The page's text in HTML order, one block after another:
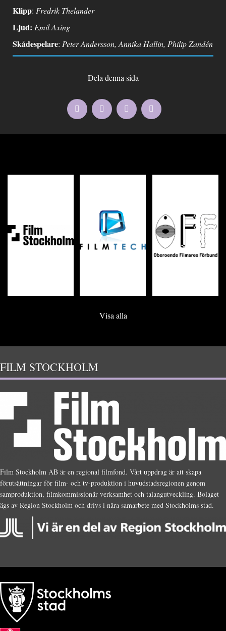
Klipp: Fredrik Thelander
Ljud: Emil Axing
Skådespelare: Peter Andersson, Annika Hallin, Philip Zandén
Dela denna sida
Visa alla
FILM STOCKHOLM
Film Stockholm AB är en regional filmfond. Vårt uppdrag är att skapa
förutsättningar för film- och tv-produktion i huvudstadsregionen genom
samproduktion, filmkommissionär verksamhet och talangutveckling. Bolaget
ägs av Region Stockholm och drivs i nära samarbete med Stockholms stad.